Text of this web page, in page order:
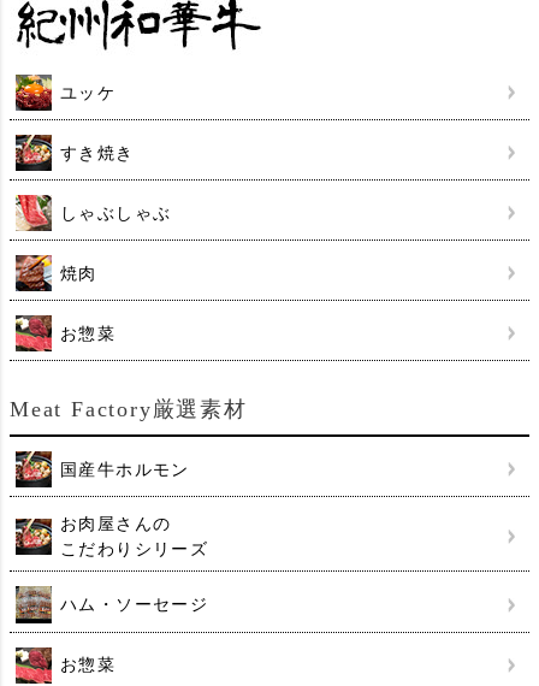
ユッケ
すき焼き
しゃぶしゃぶ
焼肉
お惣菜
Meat Factory厳選素材
国産牛ホルモン
お肉屋さんの
こだわりシリーズ
ハム・ソーセージ
お惣菜